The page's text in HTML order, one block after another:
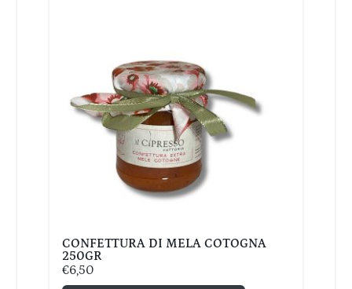
CONFETTURA DI MELA COTOGNA
250GR
€6,50